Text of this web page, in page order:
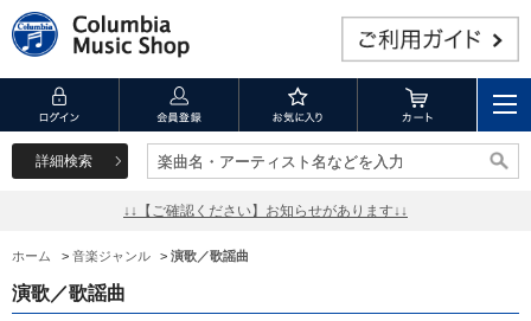
詳細検索 楽曲名・アーティスト名などを入力
楽曲名・アーティスト名などを入力
↓↓【ご確認ください】お知らせがあります↓↓
ホーム > 音楽ジャンル > 演歌／歌謡曲
演歌／歌謡曲